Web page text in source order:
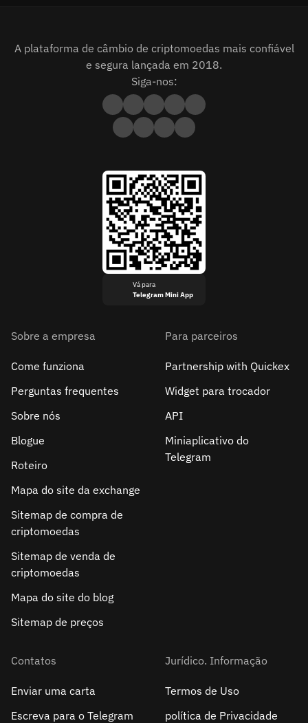
A plataforma de câmbio de criptomoedas mais confiável
e segura lançada em 2018.
Siga-nos:
Vá para
Telegram Mini App
Sobre a empresa
Come funziona
Perguntas frequentes
Sobre nós
Blogue
Roteiro
Mapa do site da exchange
Sitemap de compra de
criptomoedas
Sitemap de venda de
criptomoedas
Mapa do site do blog
Sitemap de preços
Para parceiros
Partnership with Quickex
Widget para trocador
API
Miniaplicativo do
Telegram
Contatos
Enviar uma carta
Escreva para o Telegram
Jurídico. Informação
Termos de Uso
política de Privacidade